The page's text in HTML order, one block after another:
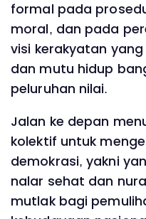
formal pada
moral, dan pada
visi kerakyatan
dan mutu hidup
peluruhan nilai.
Jalan ke depan
kolektif untuk
demokrasi, yakni
nalar sehat dan
mutlak bagi